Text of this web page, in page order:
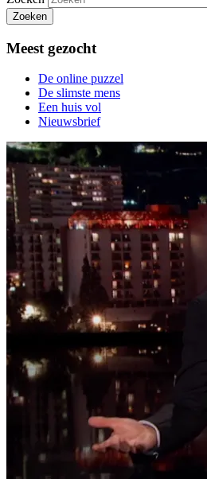
Zoeken
Meest gezocht
De online puzzel
De slimste mens
Een huis vol
Nieuwsbrief